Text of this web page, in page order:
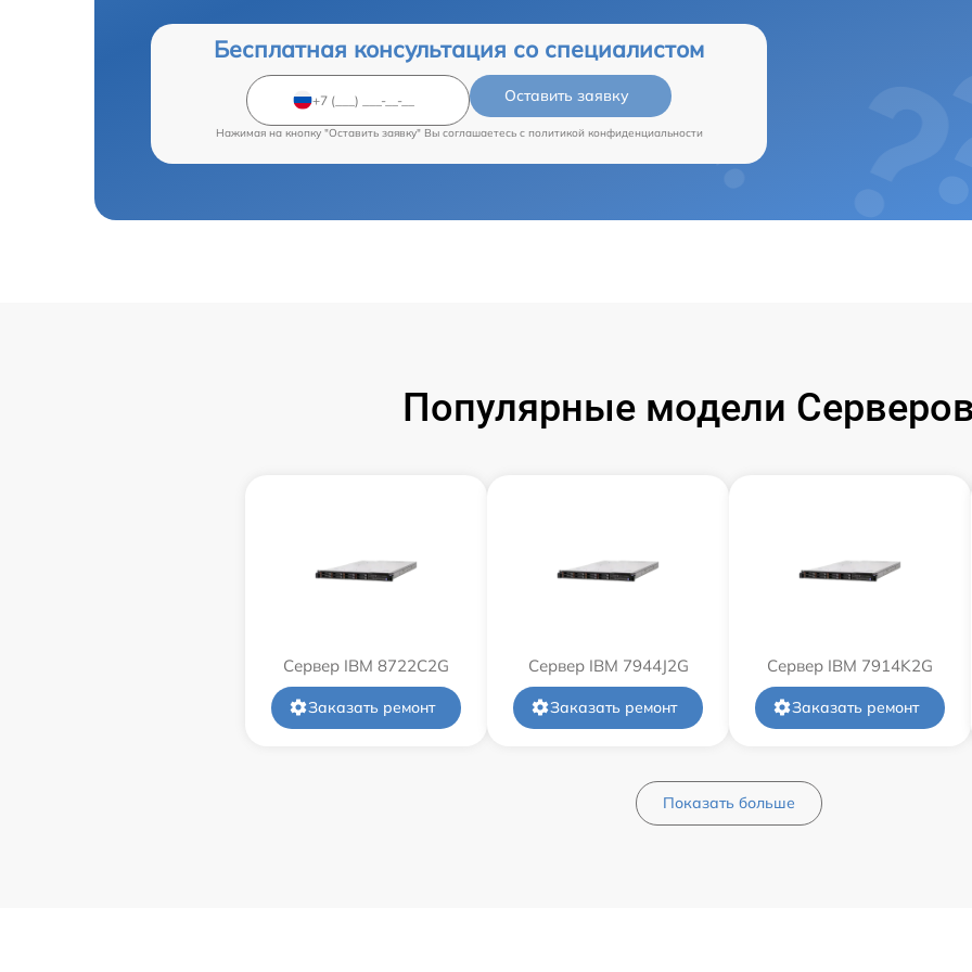
Бесплатная консультация со специалистом
Оставить заявку
Нажимая на кнопку "Оставить заявку" Вы соглашаетесь c политикой конфиденциальности
Популярные модели
Сервер IBM 8722C2G
Заказать ремонт
Сервер IBM 7944J2G
Заказать ремонт
Сервер IBM 7914K2G
Заказать ремонт
Показать больше